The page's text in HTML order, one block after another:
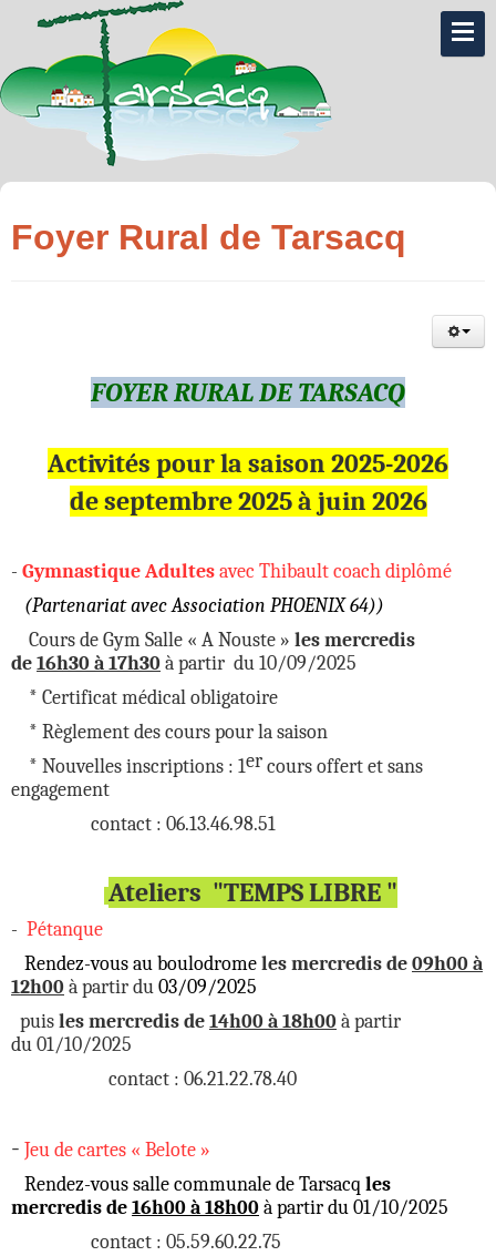
Foyer Rural de Tarsacq
FOYER RURAL DE TARSACQ
Activités pour la saison 2025-2026
de septembre 2025 à juin 2026
- Gymnastique Adultesavec Thibault coach diplômé
(Partenariat avec Association PHOENIX 64))
Cours de Gym Salle « A Nouste » les mercredis
de16h30 à 17h30à partir du 10/09/2025
* Certificat médical obligatoire
* Règlement des cours pour la saison
* Nouvelles inscriptions : 1ercours offert et sans
engagement
contact : 06.13.46.98.51
Ateliers "TEMPS LIBRE "
- Pétanque
Rendez-vous au boulodromeles mercredis de09h00 à
12h00à partir du03/09/2025
puisles mercredis de14h00 à 18h00à partir
du01/10/2025
contact : 06.21.22.78.40
- Jeu de cartes « Belote »
Rendez-vous salle communale de Tarsacq les
mercredis de16h00 à 18h00à partir du 01/10/2025
contact : 05.59.60.22.75